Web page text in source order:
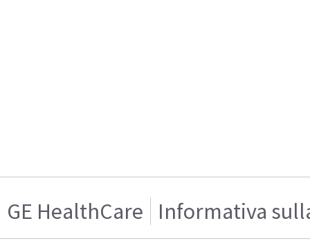
GE HealthCare Informativa